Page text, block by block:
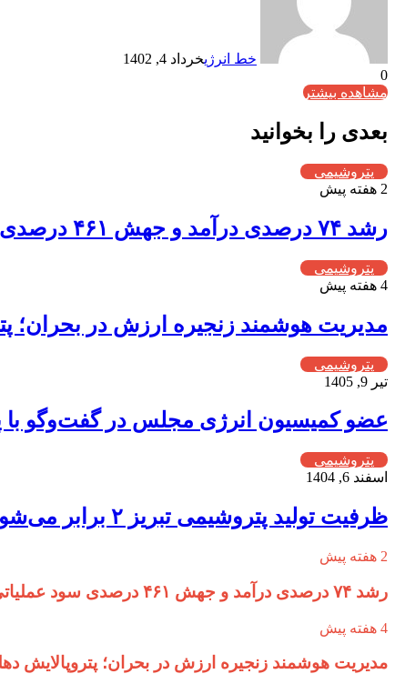
خط انرژیخرداد 4, 1402
0
مشاهده بیشتر
بعدی را بخوانید
پتروشیمی
2 هفته پیش
رشد ۷۴ درصدی درآمد و جهش ۴۶۱ درصدی سود عملیاتی؛ سال طلایی پترول رقم خورد
پتروشیمی
4 هفته پیش
مدیریت هوشمند زنجیره ارزش در بحران؛
پتروشیمی
تیر 9, 1405
عضو کمیسیون انرژی مجلس در گفت‌وگو با
پتروشیمی
اسفند 6, 1404
ظرفیت تولید پتروشیمی تبریز ۲ برابر می‌شود
2 هفته پیش
رشد ۷۴ درصدی درآمد و جهش ۴۶۱ درصدی سود عملیاتی؛ سال طلایی پترول رقم خورد
4 هفته پیش
مدیریت هوشمند زنجیره ارزش در بحران؛ پتروپالایش